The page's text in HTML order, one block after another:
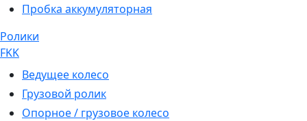
Пробка аккумуляторная
Ролики
FKK
Ведущее колесо
Грузовой ролик
Опорное / грузовое колесо